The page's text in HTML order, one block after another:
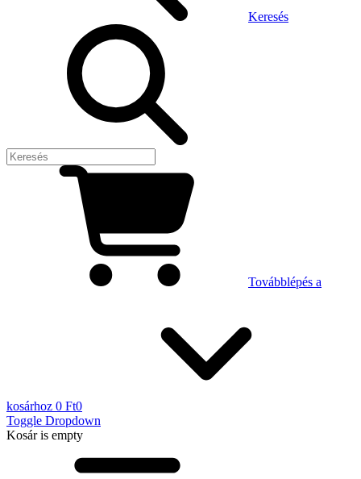
Keresés
Továbblépés a
kosárhoz 0 Ft0
Toggle Dropdown
Kosáris empty